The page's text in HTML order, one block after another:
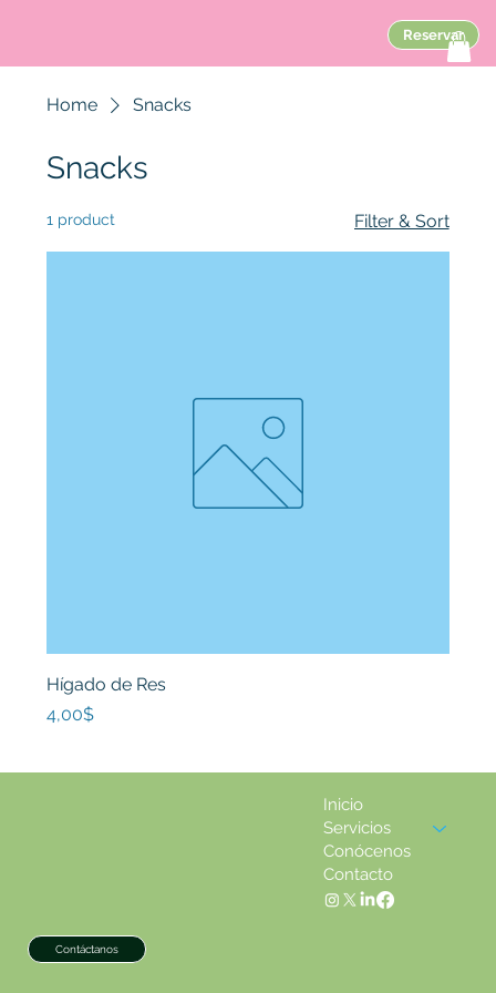
Reservar
Home Snacks
Snacks
1 product Filter & Sort
Hígado de Res
Price
4,00$
Inicio
Servicios
Conócenos
Contacto
Contáctanos